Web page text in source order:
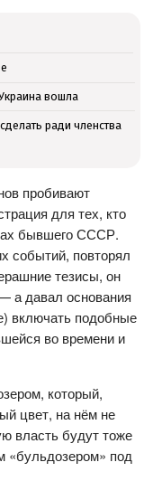
вошла
ради членства
пробивают
для тех, кто
бывшего СССР.
событий, повторял
тезисы, он
а давал основания
включать подобные
во времени и
который,
цвет, на нём не
власть будут тоже
«бульдозером» под